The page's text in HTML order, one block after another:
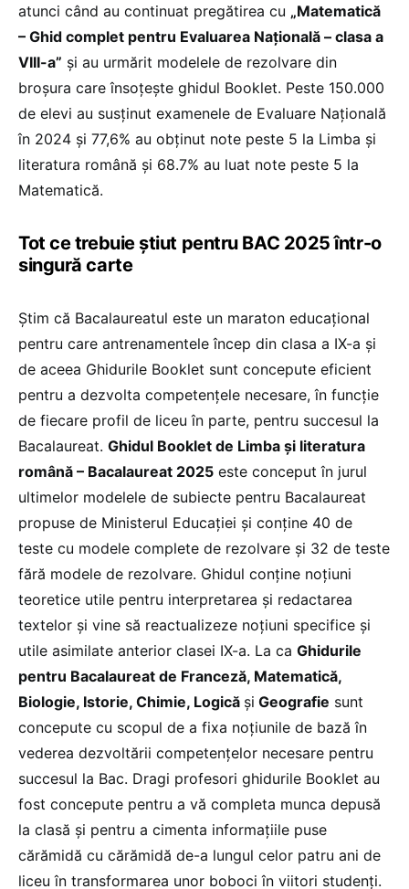
atunci când au continuat pregătirea cu „Matematică
– Ghid complet pentru Evaluarea Națională – clasa a
VIII-a” și au urmărit modelele de rezolvare din
broșura care însoțește ghidul Booklet. Peste 150.000
de elevi au susținut examenele de Evaluare Națională
în 2024 și 77,6% au obținut note peste 5 la Limba și
literatura română și 68.7% au luat note peste 5 la
Matematică.
Tot ce trebuie știut pentru BAC 2025 într-o
singură carte
Știm că Bacalaureatul este un maraton educațional
pentru care antrenamentele încep din clasa a IX-a și
de aceea Ghidurile Booklet sunt concepute eficient
pentru a dezvolta competențele necesare, în funcție
de fiecare profil de liceu în parte, pentru succesul la
Bacalaureat. Ghidul Booklet de Limba și literatura
română – Bacalaureat 2025 este conceput în jurul
ultimelor modelele de subiecte pentru Bacalaureat
propuse de Ministerul Educației și conține 40 de
teste cu modele complete de rezolvare și 32 de teste
fără modele de rezolvare. Ghidul conține noțiuni
teoretice utile pentru interpretarea și redactarea
textelor și vine să reactualizeze noțiuni specifice și
utile asimilate anterior clasei IX-a. La ca Ghidurile
pentru Bacalaureat de Franceză, Matematică,
Biologie, Istorie, Chimie, Logică și Geografie sunt
concepute cu scopul de a fixa noțiunile de bază în
vederea dezvoltării competențelor necesare pentru
succesul la Bac. Dragi profesori ghidurile Booklet au
fost concepute pentru a vă completa munca depusă
la clasă și pentru a cimenta informațiile puse
cărămidă cu cărămidă de-a lungul celor patru ani de
liceu în transformarea unor boboci în viitori studenți.